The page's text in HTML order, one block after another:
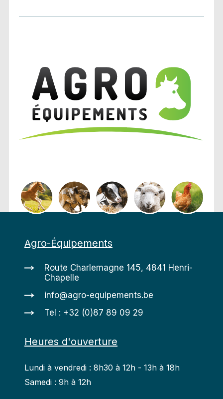
Agro-Équipements
Route Charlemagne 145, 4841 Henri-
Chapelle
info@agro-equipements.be
Tel : +32 (0)87 89 09 29
Heures d'ouverture
Lundi à vendredi : 8h30 à 12h - 13h à 18h
Samedi : 9h à 12h